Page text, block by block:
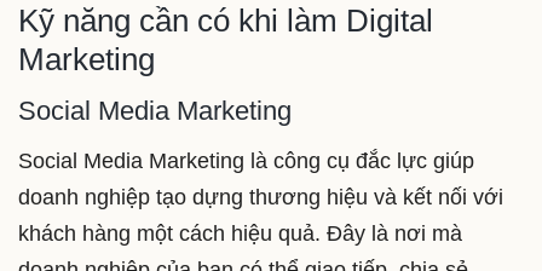
Kỹ năng cần có khi làm Digital
Marketing
Social Media Marketing
Social Media Marketing là công cụ đắc lực giúp
doanh nghiệp tạo dựng thương hiệu và kết nối với
khách hàng một cách hiệu quả. Đây là nơi mà